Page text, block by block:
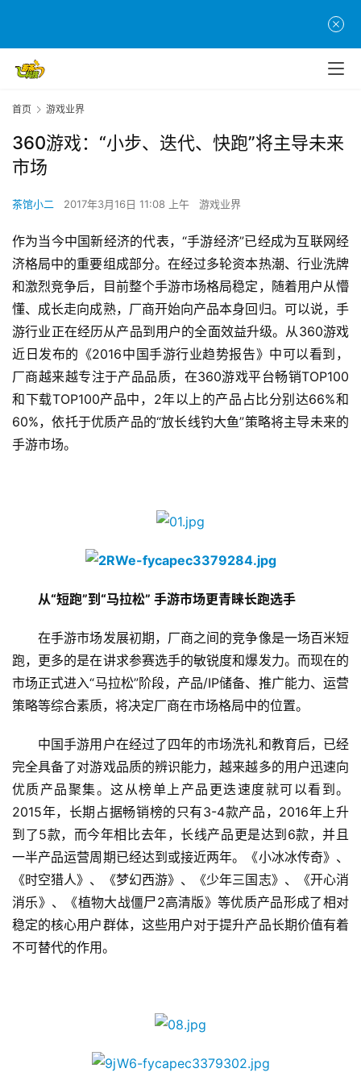
游
茶
原
创
游
戏
业
界
首页 游戏业界
360游戏：“小步、迭代、快跑”将主导未来
市场
茶馆小二 2017年3月16日 11:08 上午 游戏业界
作为当今中国新经济的代表，“手游经济”已经成为互联网经
济格局中的重要组成部分。在经过多轮资本热潮、行业洗牌
和激烈竞争后，目前整个手游市场格局稳定，随着用户从懵
懂、成长走向成熟，厂商开始向产品本身回归。可以说，手
游行业正在经历从产品到用户的全面效益升级。从360游戏
近日发布的《2016中国手游行业趋势报告》中可以看到，
厂商越来越专注于产品品质，在360游戏平台畅销TOP100
和下载TOP100产品中，2年以上的产品占比分别达66%和
60%，依托于优质产品的“放长线钓大鱼”策略将主导未来的
手游市场。
从“短跑”到“马拉松” 手游市场更青睐长跑选手
在手游市场发展初期，厂商之间的竞争像是一场百米短
跑，更多的是在讲求参赛选手的敏锐度和爆发力。而现在的
市场正式进入“马拉松”阶段，产品/IP储备、推广能力、运营
策略等综合素质，将决定厂商在市场格局中的位置。
中国手游用户在经过了四年的市场洗礼和教育后，已经
完全具备了对游戏品质的辨识能力，越来越多的用户迅速向
优质产品聚集。这从榜单上产品更迭速度就可以看到。
2015年，长期占据畅销榜的只有3-4款产品，2016年上升
到了5款，而今年相比去年，长线产品更是达到6款，并且
一半产品运营周期已经达到或接近两年。《小冰冰传奇》、
《时空猎人》、《梦幻西游》、《少年三国志》、《开心消
消乐》、《植物大战僵尸2高清版》等优质产品形成了相对
稳定的核心用户群体，这些用户对于提升产品长期价值有着
不可替代的作用。